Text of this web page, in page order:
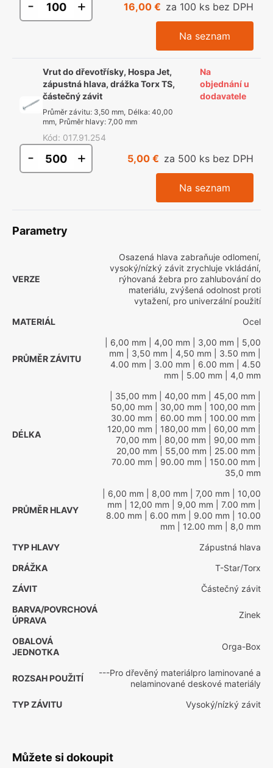
- + 16,00 € za 100 ks bez DPH
Na seznam
Vrut do dřevotřísky, Hospa Jet,
zápustná hlava, drážka Torx TS,
částečný závit
Průměr závitu: 3,50 mm, Délka:40,00
mm, Průměr hlavy:7,00 mm
Kód: 017.91.254
Na
objednání u
dodavatele
- + 5,00 € za 500 ks bez DPH
Na seznam
Parametry
VERZE
Osazená hlava zabraňuje odlomení,
vysoký/nízký závit zrychluje vkládání,
rýhovaná žebra pro zahlubování do
materiálu, zvýšená odolnost proti
vytažení, pro univerzální použití
MATERIÁL
Ocel
PRŮMĚR ZÁVITU
| 6,00 mm | 4,00 mm | 3,00 mm | 5,00
mm | 3,50 mm | 4,50 mm | 3.50 mm
4.00 mm | 3.00 mm | 6.00 mm | 4.50
mm | 5.00 mm | 4,0 mm
DÉLKA
| 35,00 mm | 40,00 mm | 45,00 mm
50,00 mm | 30,00 mm | 100,00 mm
30.00 mm | 60.00 mm | 100.00 mm
120,00 mm | 180,00 mm | 60,00 mm
70,00 mm | 80,00 mm | 90,00 mm
20,00 mm | 55,00 mm | 25.00 mm
70.00 mm | 90.00 mm | 150.00 mm
35,0 mm
PRŮMĚR HLAVY
| 6,00 mm | 8,00 mm | 7,00 mm | 10,00
mm | 12,00 mm | 9,00 mm | 7.00 mm
8.00 mm | 6.00 mm | 9.00 mm | 10.00
mm | 12.00 mm | 8,0 mm
TYP HLAVY
Zápustná hlava
DRÁŽKA
T-Star/Torx
ZÁVIT
Částečný závit
BARVA/POVRCHOVÁ
ÚPRAVA
Zinek
OBALOVÁ
JEDNOTKA
Orga-Box
ROZSAH POUŽITÍ
---Pro dřevěný materiálpro laminované a
nelaminované deskové materiály
TYP ZÁVITU
Vysoký/nízký závit
Můžete si dokoupit